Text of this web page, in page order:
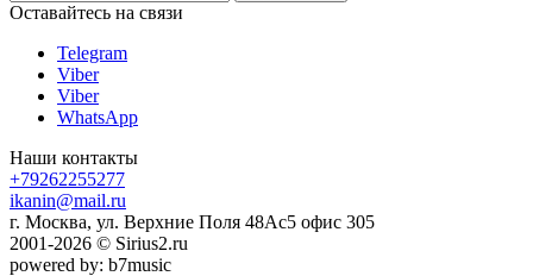
Оставайтесь на связи
Telegram
Viber
Viber
WhatsApp
Наши контакты
+79262255277
ikanin@mail.ru
г. Москва, ул. Верхние Поля 48Ас5 офис 305
2001-2026 © Sirius2.ru
powered by: b7music